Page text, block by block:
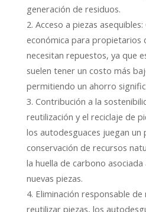
generación de residuos.
2. Acceso a piezas
económica para propietarios
necesitan repuestos, ya que
suelen tener un costo más
permitiendo un ahorro
3. Contribución a la
reutilización y el reciclaje de
los autodesguaces juegan
conservación de recursos
la huella de carbono
nuevas piezas.
4. Eliminación responsable
reutilizar piezas, los